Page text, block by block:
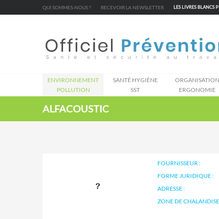
QUI SOMMES-NOUS ? RECEVOIR LA NEWSLETTER LES LIVRES BLANCS
ENVIRONNEMENT
POLLUTION
SANTÉ HYGIÈNE
SST
ORGANISATION
ERGONOMIE
ALFACOUSTIC
FOURNISSEUR :
FORME JURIDIQUE :
ADRESSE :
ZONE DE
Cookies management panel